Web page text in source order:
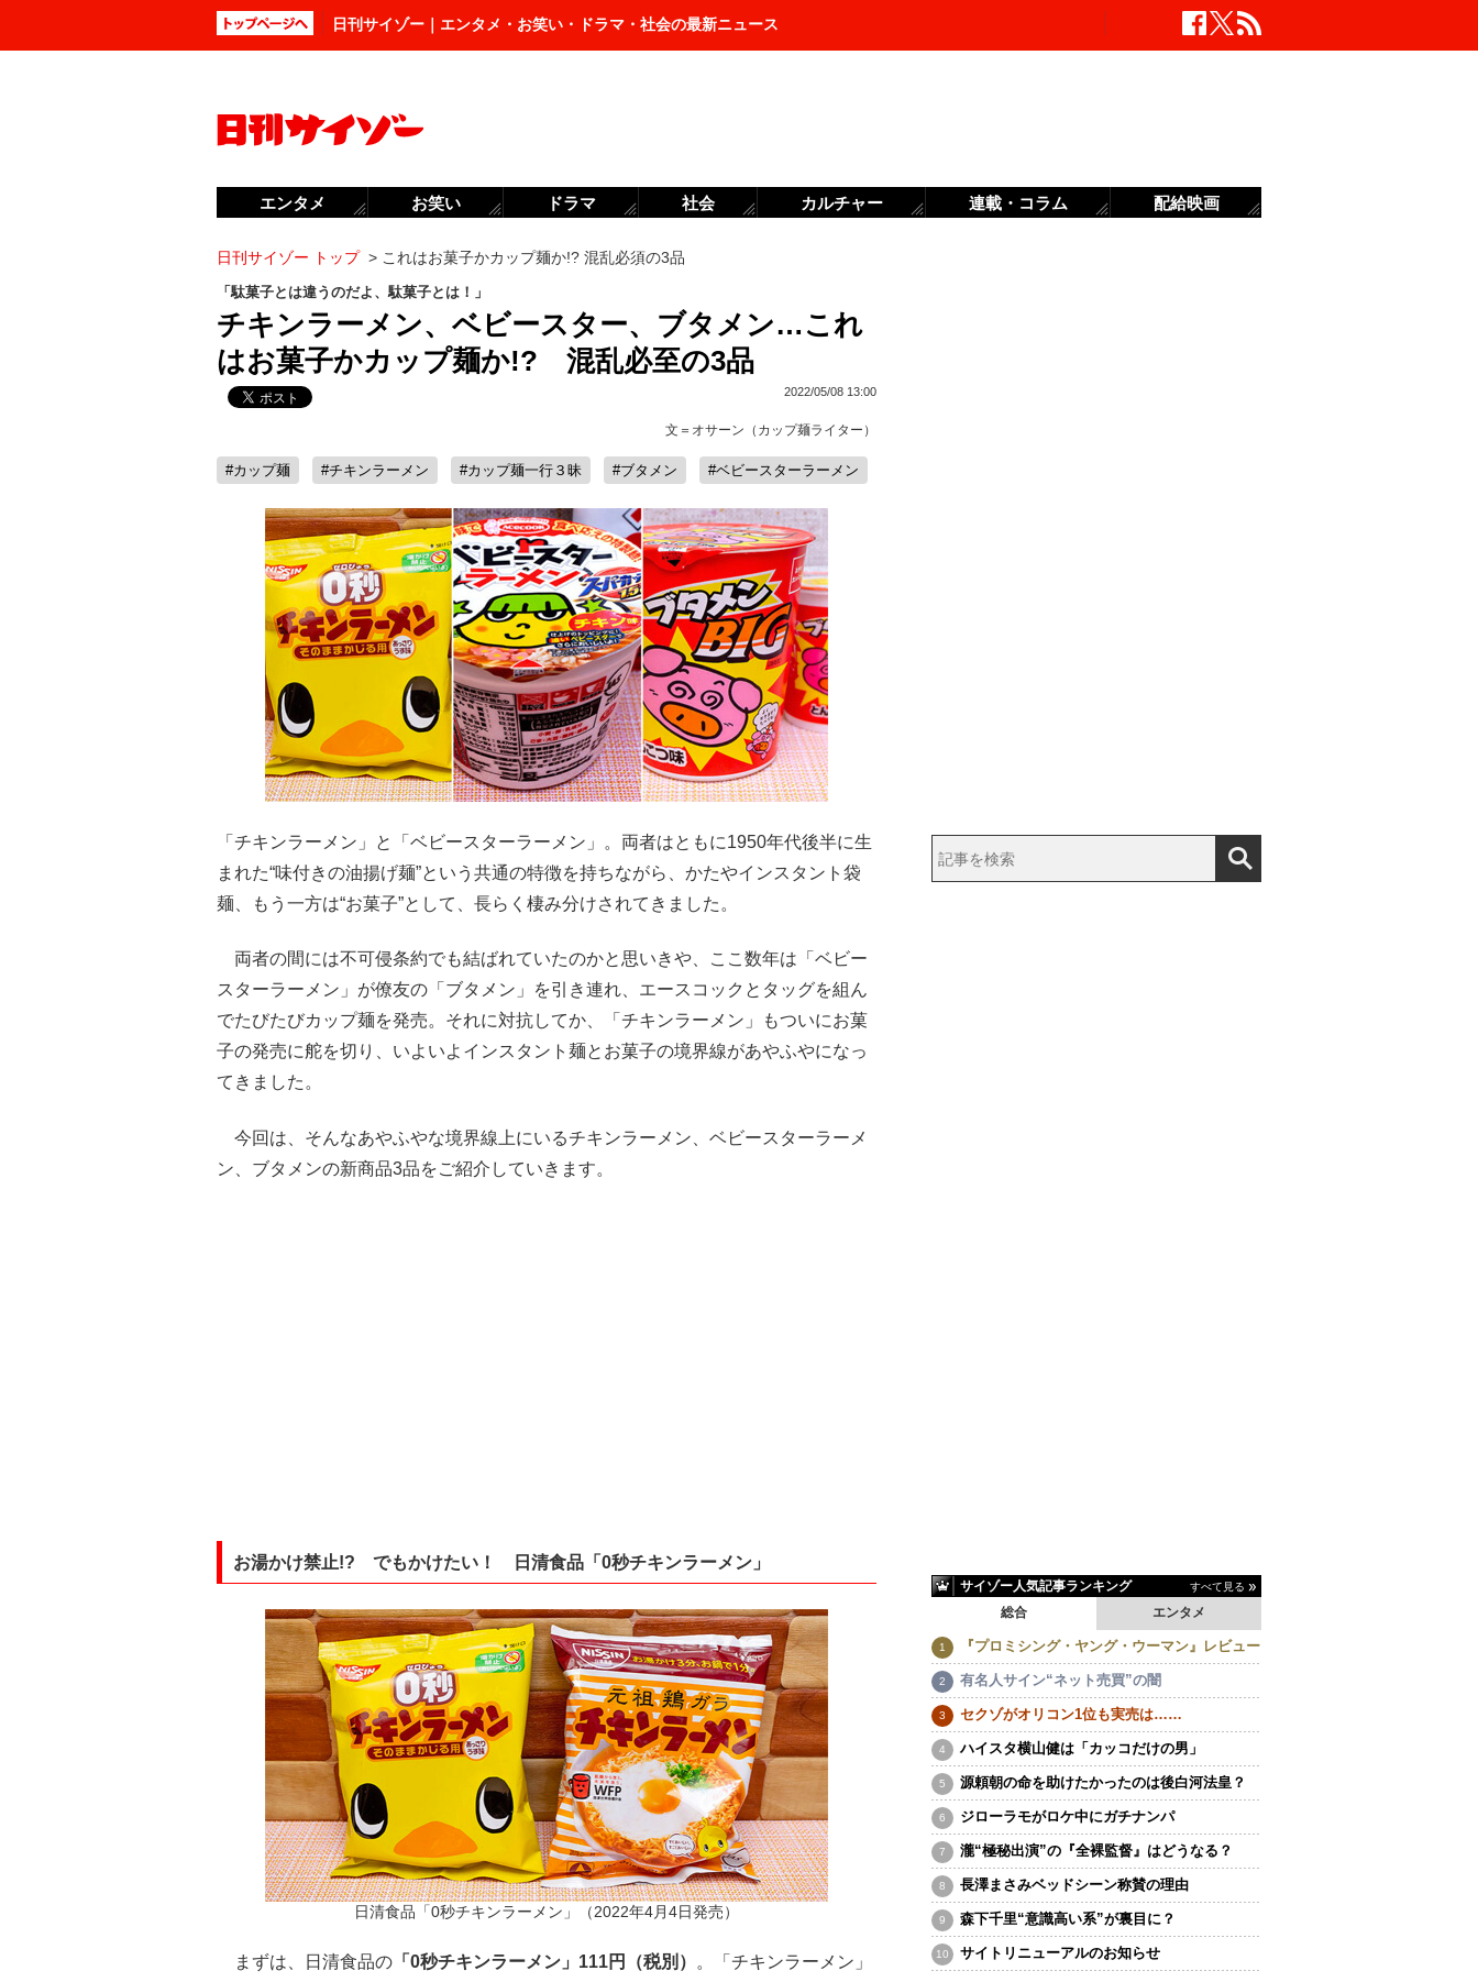
日刊サイゾー｜エンタメ・お笑い・ドラマ・社会の最新ニュース
日刊サイゾー トップ > これはお菓子かカップ麺か!? 混乱必須の3品
「駄菓子とは違うのだよ、駄菓子とは！」
チキンラーメン、ベビースター、ブタメン…これ
はお菓子かカップ麺か!? 混乱必至の3品
2022/05/08 13:00
文＝ オサーン（カップ麺ライター）
#カップ麺 #チキンラーメン #カップ麺一行３昧 #ブタメン #ベビースターラーメン
「チキンラーメン」と「ベビースターラーメン」。両者はともに1950年代後半に生
まれた“味付きの油揚げ麺”という共通の特徴を持ちながら、かたやインスタント袋
麺、もう一方は“お菓子”として、長らく棲み分けされてきました。
両者の間には不可侵条約でも結ばれていたのかと思いきや、ここ数年は「ベビー
スターラーメン」が僚友の「ブタメン」を引き連れ、エースコックとタッグを組ん
でたびたびカップ麺を発売。それに対抗してか、「チキンラーメン」もついにお菓
子の発売に舵を切り、いよいよインスタント麺とお菓子の境界線があやふやになっ
てきました。
今回は、そんなあやふやな境界線上にいるチキンラーメン、ベビースターラーメ
ン、ブタメンの新商品3品をご紹介していきます。
お湯かけ禁止!? でもかけたい！ 日清食品「0秒チキンラーメン」
日清食品「0秒チキンラーメン」（2022年4月4日発売）
まずは、日清食品の 「0秒チキンラーメン」111円（税別）
。「チキンラーメン」
サイゾー人気記事ランキング すべて見る
エンタメ
総合
『プロミシング・ヤング・ウーマン』レビュー
有名人サイン“ネット売買”の闇
セクゾがオリコン1位も実売は……
ハイスタ横山健は「カッコだけの男」
源頼朝の命を助けたかったのは後白河法皇？
ジローラモがロケ中にガチナンパ
瀧“極秘出演”の『全裸監督』はどうなる？
長澤まさみベッドシーン称賛の理由
森下千里“意識高い系”が裏目に？
サイトリニューアルのお知らせ
エンタメ お笑い ドラマ 社会 カルチャー 連載・コラム 配給映画